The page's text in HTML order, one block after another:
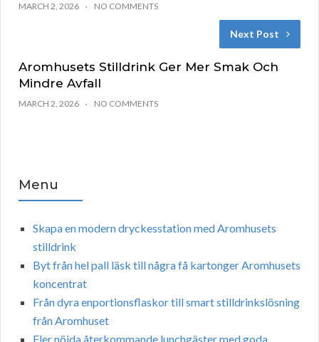
MARCH 2, 2026 NO COMMENTS
Next Post
Aromhusets Stilldrink Ger Mer Smak Och
Mindre Avfall
MARCH 2, 2026 NO COMMENTS
Menu
Skapa en modern dryckesstation med Aromhusets
stilldrink
Byt från hel pall läsk till några få kartonger Aromhusets
koncentrat
Från dyra enportionsflaskor till smart stilldrinkslösning
från Aromhuset
Fler nöjda återkommande lunchgäster med goda